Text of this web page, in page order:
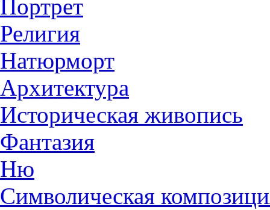
Портрет
Религия
Натюрморт
Архитектура
Историческая живопись
Фантазия
Ню
Символическая